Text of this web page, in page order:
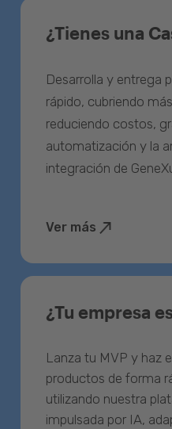
¿Tienes una
Desarrolla y entrega
rápido, cubriendo
reduciendo costos,
automatización y la
integración de
Ver más
¿Tu empresa
Lanza tu MVP y haz
productos de forma
utilizando nuestra
impulsada por IA,